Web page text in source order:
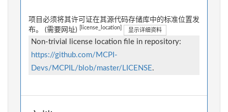
项目必须将其许可证在其源代码存储库中的标准位置发
布。 (需要网址)
[license_location] 显示详细资料
Non-trivial license location file in repository:
https://github.com/MCPI-
Devs/MCPIL/blob/master/LICENSE.